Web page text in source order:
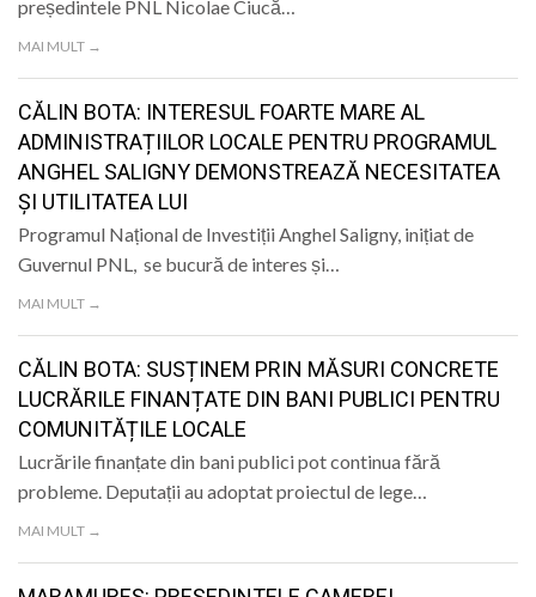
președintele PNL Nicolae Ciucă…
MAI MULT →
CĂLIN BOTA: INTERESUL FOARTE MARE AL
ADMINISTRAȚIILOR LOCALE PENTRU PROGRAMUL
ANGHEL SALIGNY DEMONSTREAZĂ NECESITATEA
ȘI UTILITATEA LUI
Programul Național de Investiții Anghel Saligny, inițiat de
Guvernul PNL, se bucură de interes și…
MAI MULT →
CĂLIN BOTA: SUSȚINEM PRIN MĂSURI CONCRETE
LUCRĂRILE FINANȚATE DIN BANI PUBLICI PENTRU
COMUNITĂȚILE LOCALE
Lucrările finanțate din bani publici pot continua fără
probleme. Deputații au adoptat proiectul de lege…
MAI MULT →